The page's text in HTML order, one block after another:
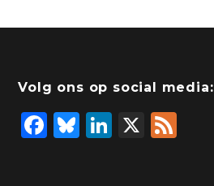
Volg ons op social media:
F
Bl
Li X